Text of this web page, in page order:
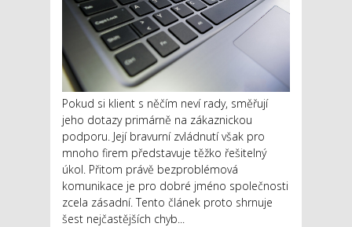
Pokud si klient s něčím neví rady, směřují
jeho dotazy primárně na zákaznickou
podporu. Její bravurní zvládnutí však pro
mnoho firem představuje těžko řešitelný
úkol. Přitom právě bezproblémová
komunikace je pro dobré jméno společnosti
zcela zásadní. Tento článek proto shrnuje
šest nejčastějších chyb...